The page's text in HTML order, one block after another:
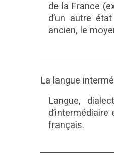
de la France
d’un autre
ancien, le
La langue
Langue,
français.